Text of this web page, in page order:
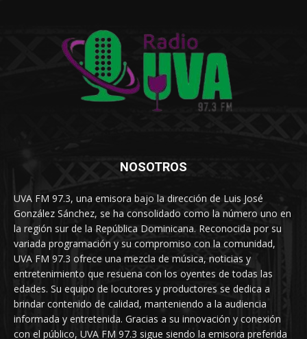
NOSOTROS
UVA FM 97.3, una emisora bajo la dirección de Luis José
González Sánchez, se ha consolidado como la número uno en
la región sur de la República Dominicana. Reconocida por su
variada programación y su compromiso con la comunidad,
UVA FM 97.3 ofrece una mezcla de música, noticias y
entretenimiento que resuena con los oyentes de todas las
edades. Su equipo de locutores y productores se dedica a
brindar contenido de calidad, manteniendo a la audiencia
informada y entretenida. Gracias a su innovación y conexión
con el público, UVA FM 97.3 sigue siendo la emisora preferida